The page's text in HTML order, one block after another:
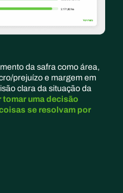
da safra como área,
prejuízo e margem em
clara da situação da
tomar uma decisão
se resolvam por